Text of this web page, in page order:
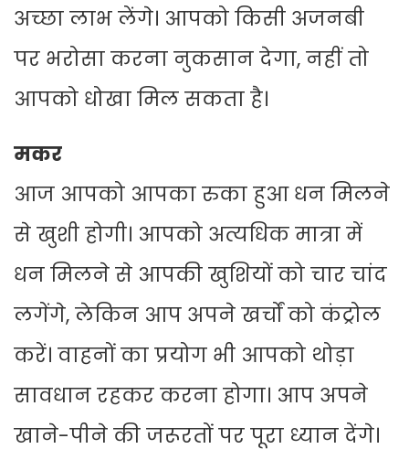
अच्छा लाभ लेंगे। आपको किसी अजनबी
पर भरोसा करना नुकसान देगा, नहीं तो
आपको धोखा मिल सकता है।
मकर
आज आपको आपका रुका हुआ धन मिलने
से खुशी होगी। आपको अत्यधिक मात्रा में
धन मिलने से आपकी खुशियों को चार चांद
लगेंगे, लेकिन आप अपने खर्चों को कंट्रोल
करें। वाहनों का प्रयोग भी आपको थोड़ा
सावधान रहकर करना होगा। आप अपने
खाने-पीने की जरूरतों पर पूरा ध्यान देंगे।